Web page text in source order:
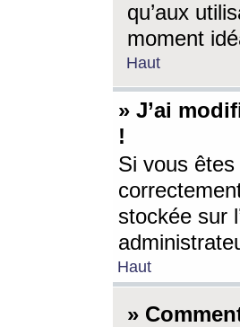
qu’aux
moment
Haut
» J’ai
!
Si vous êtes
stockée sur
Haut
»